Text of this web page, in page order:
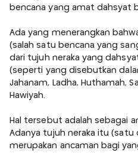
bencana yang amat dahsyat
Ada yang menerangkan
(salah satu bencana yang
dari tujuh neraka yang
(seperti yang disebutkan
Jahanam, Ladha, Huthamah,
Hawiyah.
Hal tersebut adalah sebagai
Adanya tujuh neraka itu (satu
merupakan ancaman bagi